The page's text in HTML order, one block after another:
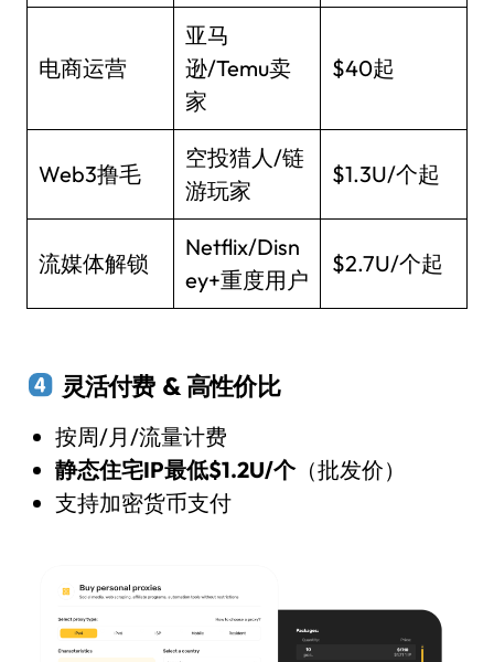
电商运营
亚马
逊/Temu卖
家
$40起
Web3撸毛
空投猎人/链
游玩家
$1.3U/个起
流媒体解锁
Netflix/Disn
ey+重度用户
$2.7U/个起
灵活付费 & 高性价比
按周/月/流量计费
静态住宅IP最低$1.2U/个（批发价）
支持加密货币支付